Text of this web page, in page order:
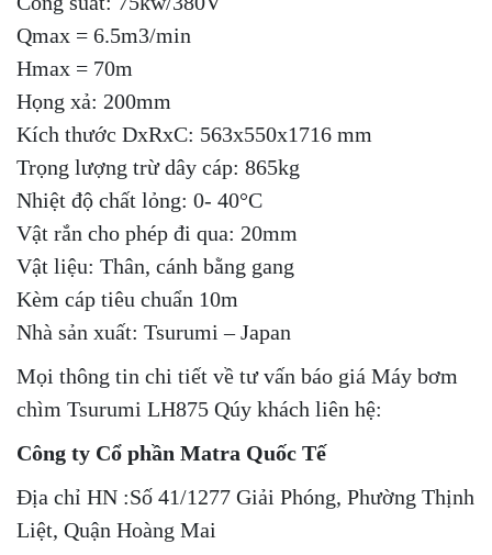
Qmax = 6.5m3/min
Hmax = 70m
Họng xả: 200mm
Kích thước DxRxC: 563x550x1716 mm
Trọng lượng trừ dây cáp: 865kg
Nhiệt độ chất lỏng: 0- 40°C
Vật rắn cho phép đi qua: 20mm
Vật liệu: Thân, cánh bằng gang
Kèm cáp tiêu chuẩn 10m
Nhà sản xuất: Tsurumi – Japan
Mọi thông tin chi tiết về tư vấn báo giá Máy bơm
chìm Tsurumi LH875 Qúy khách liên hệ:
Công ty Cổ phần Matra Quốc Tế
Địa chỉ HN :Số 41/1277 Giải Phóng, Phường Thịnh
Liệt, Quận Hoàng Mai